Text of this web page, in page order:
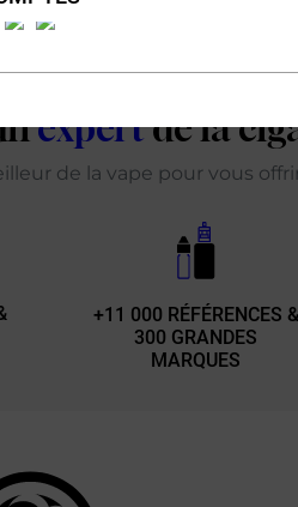
expertde la
de la vape pour vous
+11 000 RÉFÉRENCES &
300 GRANDES
MARQUES